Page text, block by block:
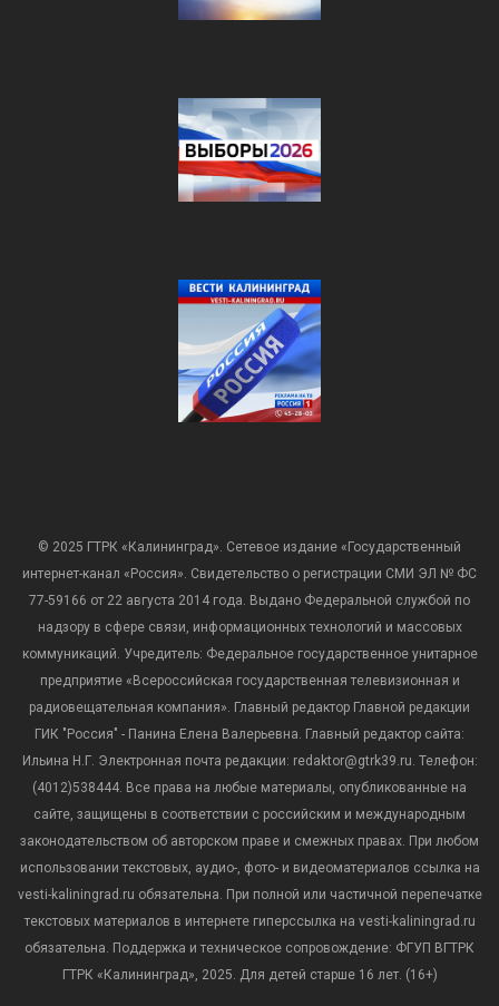
© 2025 ГТРК «Калининград». Сетевое издание «Государственный
интернет-канал «Россия». Свидетельство о регистрации СМИ ЭЛ № ФС
77-59166 от 22 августа 2014 года. Выдано Федеральной службой по
надзору в сфере связи, информационных технологий и массовых
коммуникаций. Учредитель: Федеральное государственное унитарное
предприятие «Всероссийская государственная телевизионная и
радиовещательная компания». Главный редактор Главной редакции
ГИК "Россия" - Панина Елена Валерьевна. Главный редактор сайта:
Ильина Н.Г. Электронная почта редакции: redaktor@gtrk39.ru. Телефон:
(4012)538444. Все права на любые материалы, опубликованные на
сайте, защищены в соответствии с российским и международным
законодательством об авторском праве и смежных правах. При любом
использовании текстовых, аудио-, фото- и видеоматериалов ссылка на
vesti-kaliningrad.ru обязательна. При полной или частичной перепечатке
текстовых материалов в интернете гиперссылка на vesti-kaliningrad.ru
обязательна. Поддержка и техническое сопровождение: ФГУП ВГТРК
ГТРК «Калининград», 2025. Для детей старше 16 лет. (16+)